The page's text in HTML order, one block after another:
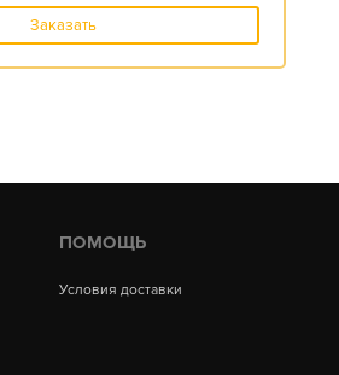
Заказать
ПОМОЩЬ
Условия доставки